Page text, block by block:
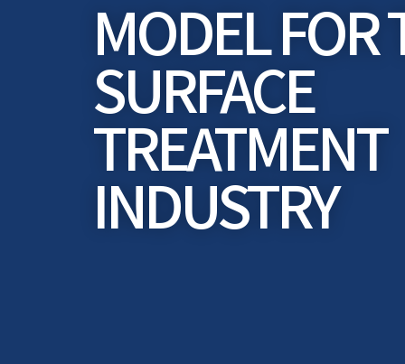
MODEL FOR
SURFACE
TREATMENT
INDUSTRY